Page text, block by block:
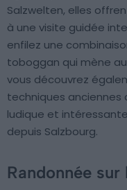
Salzwelten, elles
à une visite guidée
enfilez une
toboggan qui mène
vous découvrez
techniques anciennes
ludique et
depuis Salzbourg.
Randonnée